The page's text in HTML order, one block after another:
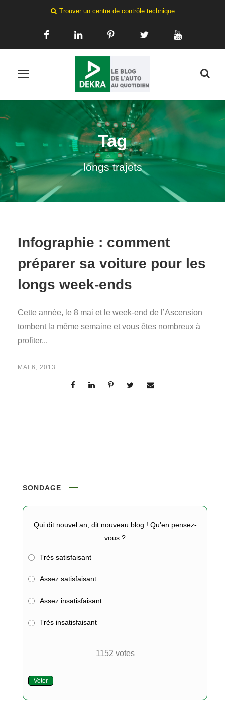
Trouver un centre de contrôle technique
Tag
longs trajets
Infographie : comment
préparer sa voiture pour les
longs week-ends
Cette année, le 8 mai et le week-end de l’Ascension
tombent la même semaine et vous êtes nombreux à
profiter...
MAI 6, 2013
SONDAGE
Qui dit nouvel an, dit nouveau blog ! Qu'en pensez-
vous ?
Très satisfaisant
Assez satisfaisant
Assez insatisfaisant
Très insatisfaisant
1152 votes
Voter